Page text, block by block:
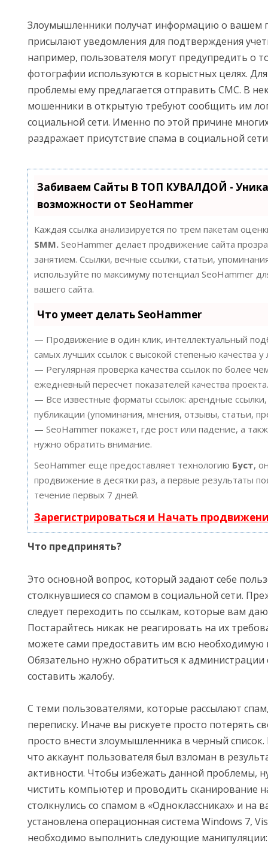
Злоумышленники получат информацию о вашем
присылают уведомления для подтверждения
например, пользователя могут предупредить о
фотографии используются в корыстных целях.
проблемы ему предлагается отправить СМС. В
мошенники в открытую требуют сообщить им
социальной сети. Именно по этой причине
раздражает присутствие спама в социальной
Забиваем Сайты В ТОП КУВАЛДОЙ -
возможности от SeoHammer
Каждая ссылка анализируется по трем пакетам
SMM.SeoHammer делает продвижение сайта
занятием. Ссылки, вечные ссылки, статьи,
используйте по максимуму потенциал SeoHammer
вашего сайта.
Что умеет делать SeoHammer
— Продвижение в один клик, интеллектуальный
самых лучших ссылок с высокой степенью качества
— Регулярная проверка качества ссылок по более
ежедневный пересчет показателей качества проекта.
— Все известные форматы ссылок: арендные
публикации (упоминания, мнения, отзывы, статьи,
— SeoHammer покажет, где рост или падение, а
нужно обратить внимание.
SeoHammer еще предоставляет технологию Буст,
продвижение в десятки раз, а первые результаты
течение первых 7 дней.
Зарегистрироваться и Начать
Что предпринять?
Это основной вопрос, который задают себе
столкнувшиеся со спамом в социальной сети.
следует переходить по ссылкам, которые вам
Постарайтесь никак не реагировать на их
можете сами предоставить им всю
Обязательно нужно обратиться к администрации
составить жалобу.
С теми пользователями, которые рассылают
переписку. Иначе вы рискуете просто потерять
просто внести злоумышленника в черный
что аккаунт пользователя был взломан в
активности. Чтобы избежать данной проблемы,
чистить компьютер и проводить сканирование
столкнулись со спамом в «Одноклассниках» и
установлена операционная система Windows 7,
необходимо выполнить следующие манипуляции: